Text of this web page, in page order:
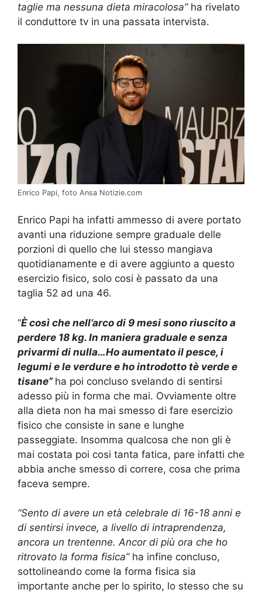
taglie ma nessuna dieta miracolosa” ha rivelato
il conduttore tv in una passata intervista.
Enrico Papi, foto Ansa Notizie.com
Enrico Papi ha infatti ammesso di avere portato
avanti una riduzione sempre graduale delle
porzioni di quello che lui stesso mangiava
quotidianamente e di avere aggiunto a questo
esercizio fisico, solo cosi è passato da una
taglia 52 ad una 46.
“È così che nell’arco di 9 mesi sono riuscito a
perdere 18 kg. In maniera graduale e senza
privarmi di nulla…Ho aumentato il pesce, i
legumi e le verdure e ho introdotto tè verde e
tisane” ha poi concluso svelando di sentirsi
adesso più in forma che mai. Ovviamente oltre
alla dieta non ha mai smesso di fare esercizio
fisico che consiste in sane e lunghe
passeggiate. Insomma qualcosa che non gli è
mai costata poi cosi tanta fatica, pare infatti che
abbia anche smesso di correre, cosa che prima
faceva sempre.
“Sento di avere un età celebrale di 16-18 anni e
di sentirsi invece, a livello di intraprendenza,
ancora un trentenne. Ancor di più ora che ho
ritrovato la forma fisica”ha infine concluso,
sottolineando come la forma fisica sia
importante anche per lo spirito, lo stesso che su